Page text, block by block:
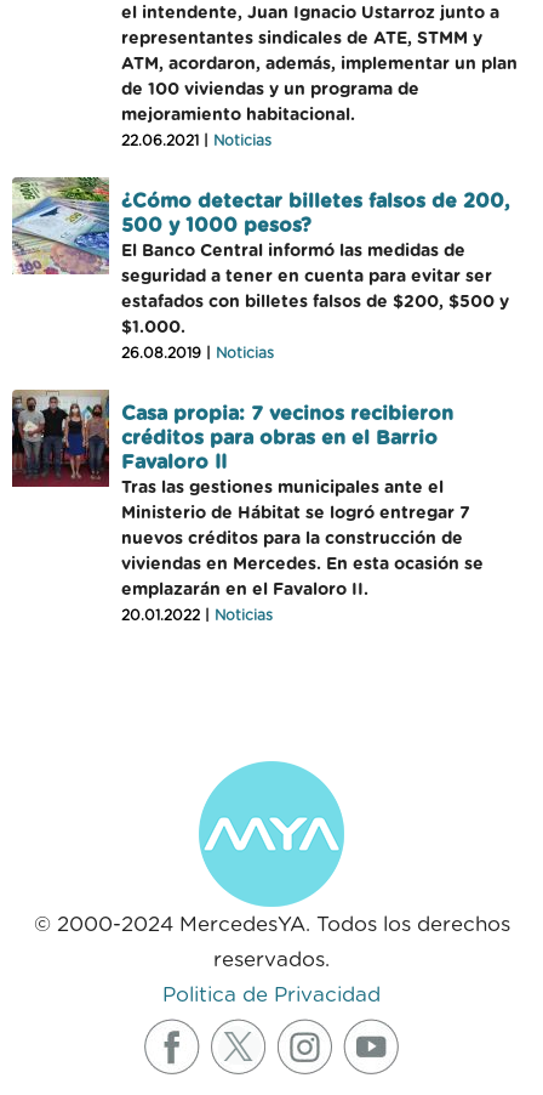
el intendente, Juan Ignacio Ustarroz junto a
representantes sindicales de ATE, STMM y
ATM, acordaron, además, implementar un plan
de 100 viviendas y un programa de
mejoramiento habitacional.
22.06.2021 | Noticias
¿Cómo detectar billetes falsos de 200,
500 y 1000 pesos?
El Banco Central informó las medidas de
seguridad a tener en cuenta para evitar ser
estafados con billetes falsos de $200, $500 y
$1.000.
26.08.2019 | Noticias
Casa propia: 7 vecinos recibieron
créditos para obras en el Barrio
Favaloro II
Tras las gestiones municipales ante el
Ministerio de Hábitat se logró entregar 7
nuevos créditos para la construcción de
viviendas en Mercedes. En esta ocasión se
emplazarán en el Favaloro II.
20.01.2022 | Noticias
© 2000-2024 MercedesYA. Todos los derechos
reservados.
Politica de Privacidad